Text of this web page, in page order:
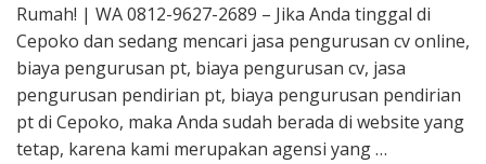
Rumah! | WA 0812-9627-2689 – Jika Anda tinggal di
Cepoko dan sedang mencari jasa pengurusan cv online,
biaya pengurusan pt, biaya pengurusan cv, jasa
pengurusan pendirian pt, biaya pengurusan pendirian
pt di Cepoko, maka Anda sudah berada di website yang
tetap, karena kami merupakan agensi yang …